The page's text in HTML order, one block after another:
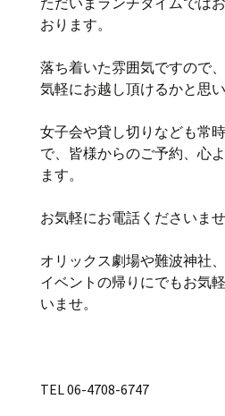
おります。
落ち着いた雰囲気ですので
気軽にお越し頂けるかと思い
女子会や貸し切りなども常
で、皆様からのご予約、心
ます。
お気軽にお電話くださいませ
オリックス劇場や難波神社
イベントの帰りにでもお気
いませ。
TEL 06-4708-6747